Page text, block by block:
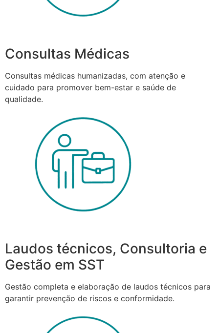
Consultas Médicas
Consultas médicas humanizadas, com atenção e
cuidado para promover bem-estar e saúde de
qualidade.
Laudos técnicos, Consultoria e
Gestão em SST
Gestão completa e elaboração de laudos técnicos para
garantir prevenção de riscos e conformidade.